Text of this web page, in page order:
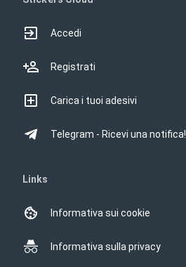
Accedi
Registrati
Carica i tuoi adesivi
Telegram - Ricevi una notifica!
Links
Informativa sui cookie
Informativa sulla privacy